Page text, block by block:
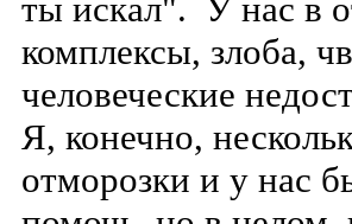
ты искал". У нас в
комплексы, злоба,
человеческие
Я, конечно,
отморозки и у нас